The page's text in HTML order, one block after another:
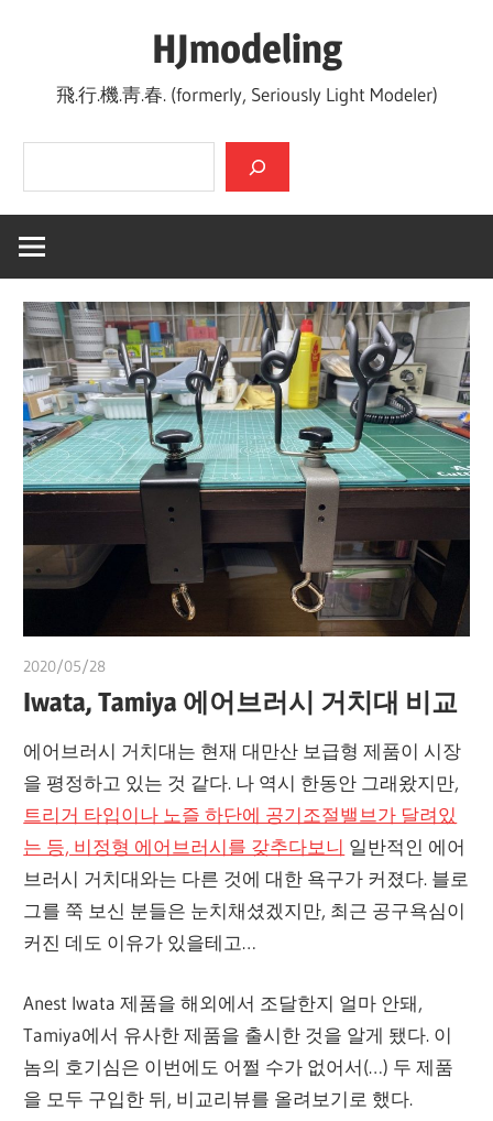
HJmodeling
飛.行.機.靑.春. (formerly, Seriously Light Modeler)
검색
2020/05/28
Iwata, Tamiya 에어브러시 거치대 비교
에어브러시 거치대는 현재 대만산 보급형 제품이 시장
을 평정하고 있는 것 같다. 나 역시 한동안 그래왔지만,
트리거 타입이나 노즐 하단에 공기조절밸브가 달려있
는 등, 비정형 에어브러시를 갖추다보니 일반적인 에어
브러시 거치대와는 다른 것에 대한 욕구가 커졌다. 블로
그를 쭉 보신 분들은 눈치채셨겠지만, 최근 공구욕심이
커진 데도 이유가 있을테고…
Anest Iwata 제품을 해외에서 조달한지 얼마 안돼,
Tamiya에서 유사한 제품을 출시한 것을 알게 됐다. 이
놈의 호기심은 이번에도 어쩔 수가 없어서(…) 두 제품
을 모두 구입한 뒤, 비교리뷰를 올려보기로 했다.